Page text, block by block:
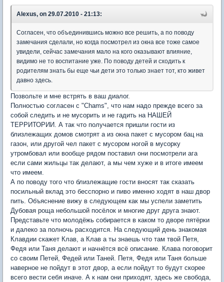
Alexus, on 29.07.2010 - 21:13:
Согласен, что объединившись можно все решить, а по поводу
замечания сделали, но когда посмотрел из окна все тоже самое
увидели, сейчас замечания мало на кого оказывают влияние,
видимо не то воспитание уже. По поводу детей и сходить к
родителям знать бы еще чьи дети это только знает тот, кто живет
давно здесь.
Позвольте и мне встрять в ваш диалог.
Полностью согласен с "Chams", что нам надо прежде всего за
собой следить и не мусорить и не гадить на НАШЕЙ
ТЕРРИТОРИИ. А так что получается пришли гости из
близлежащих домов смотрят а из окна пакет с мусором бац на
газон, или другой чел пакет с мусором ногой в мусорку
утромбовал или вообще рядом поставил они посмотрели ага
если сами жильцы так делают, а мы чем хуже и в итоге имеем
что имеем.
А по поводу того что близлежащие гости вносят так сказать
посильный вклад это бесспорно и пиво именно ходят в наш двор
пить. Объяснение вижу в следующем как мы успели заметить
Дубовая роща небольшой посёлок и многие друг друга знают.
Представьте что молодёжь собирается в каком то дворе пятёрки
и далеко за полночь расходится. На следующий день знакомая
Клавдии скажет Клав, а Клав а ты знаешь что там твой Петя,
Федя или Таня делают и начнётся всё описание. Клава поговорит
со своим Петей, Федей или Таней. Петя, Федя или Таня больше
наверное не пойдут в этот двор, а если пойдут то будут скорее
всего вести себя иначе. А к нам они приходят, здесь же свобода,